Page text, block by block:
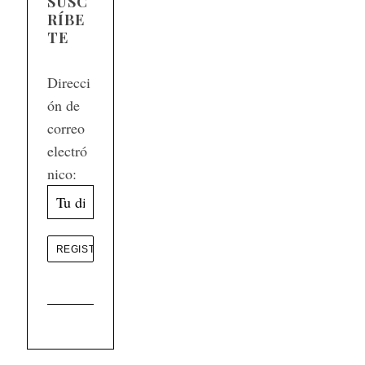
RÍBE
TE
Direcci
ón de
correo
electró
nico: